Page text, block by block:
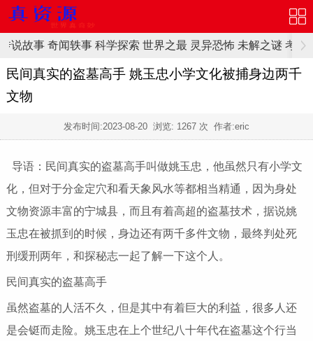
传说故事 奇闻轶事 科学探索 世界之最 灵异恐怖 未解之谜 考古
民间真实的盗墓高手 姚玉忠小学文化被捕身边两千
文物
发布时间:2023-08-20 浏览: 1267 次 作者:eric
导语：民间真实的盗墓高手叫做姚玉忠，他虽然只有小学文
化，但对于分金定穴和看天象风水等都相当精通，因为身处
文物资源丰富的宁城县，而且有着高超的盗墓技术，据说姚
玉忠在被抓到的时候，身边还有两千多件文物，最终判处死
刑缓刑两年，和探秘志一起了解一下这个人。
民间真实的盗墓高手
虽然盗墓的人活不久，但是其中有着巨大的利益，很多人还
是会铤而走险。姚玉忠在上个世纪八十年代在盗墓这个行当